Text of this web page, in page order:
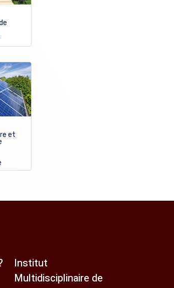
et
Institut
Multidisciplinaire de